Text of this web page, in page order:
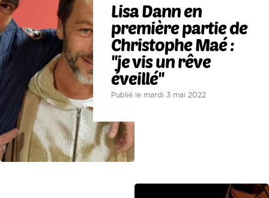
Lisa Dann en
première partie de
Christophe Maé :
''je vis un rêve
éveillé''
Publié le mardi 3 mai 2022